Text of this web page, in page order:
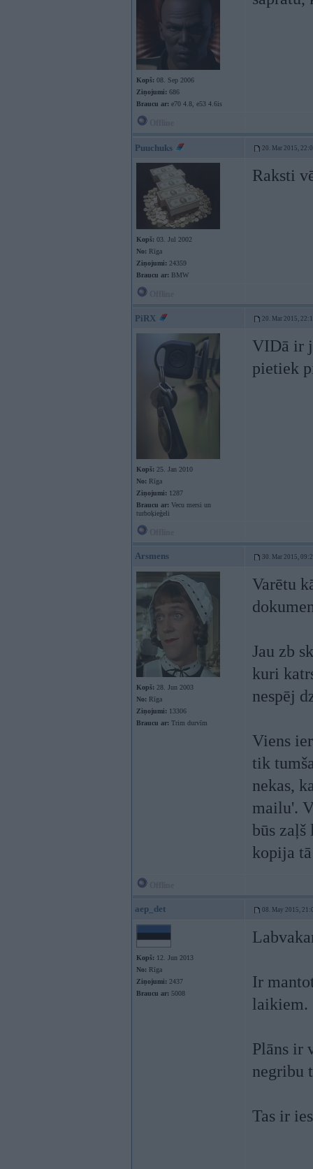
Kopš: 08. Sep 2006
Ziņojumi: 686
Braucu ar: e70 4.8, e53 4.6is
Puuchuks 20. Mar 2015,
Kopš: 03. Jul 2002
No: Rīga
Ziņojumi: 24359
Braucu ar: BMW
Raksti
PiRX 20. Mar 2015,
Kopš: 25. Jan 2010
No: Rīga
Ziņojumi: 1287
Braucu ar: Vecu mersi un
turboķieģeli
VIDā ir
pietiek
Arsmens 30. Mar 2015,
Kopš: 28. Jun 2003
No: Rīga
Ziņojumi: 13306
Braucu ar: Trim durvīm
Varētu
Jau zb
kuri
nespēj
Viens
tik
nekas,
mailu'.
būs
kopija
aep_det 08. May 2015,
Kopš: 12. Jun 2013
No: Rīga
Ziņojumi: 2437
Braucu ar: 5008
Ir
laikiem.
Plāns ir
negribu
Tas ir